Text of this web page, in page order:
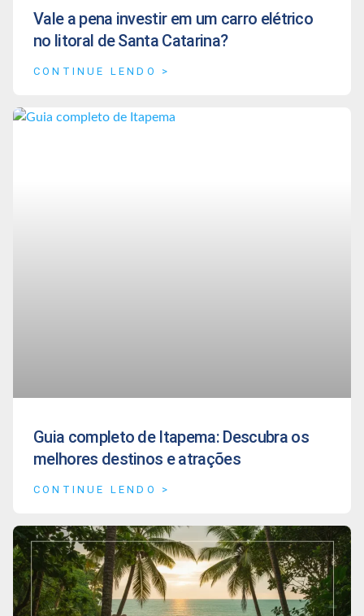
Vale a pena investir em um carro elétrico
no litoral de Santa Catarina?
CONTINUE LENDO >
Guia completo de Itapema: Descubra os
melhores destinos e atrações
CONTINUE LENDO >